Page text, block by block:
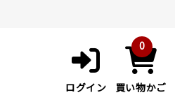
ログイン
0
買い物かご